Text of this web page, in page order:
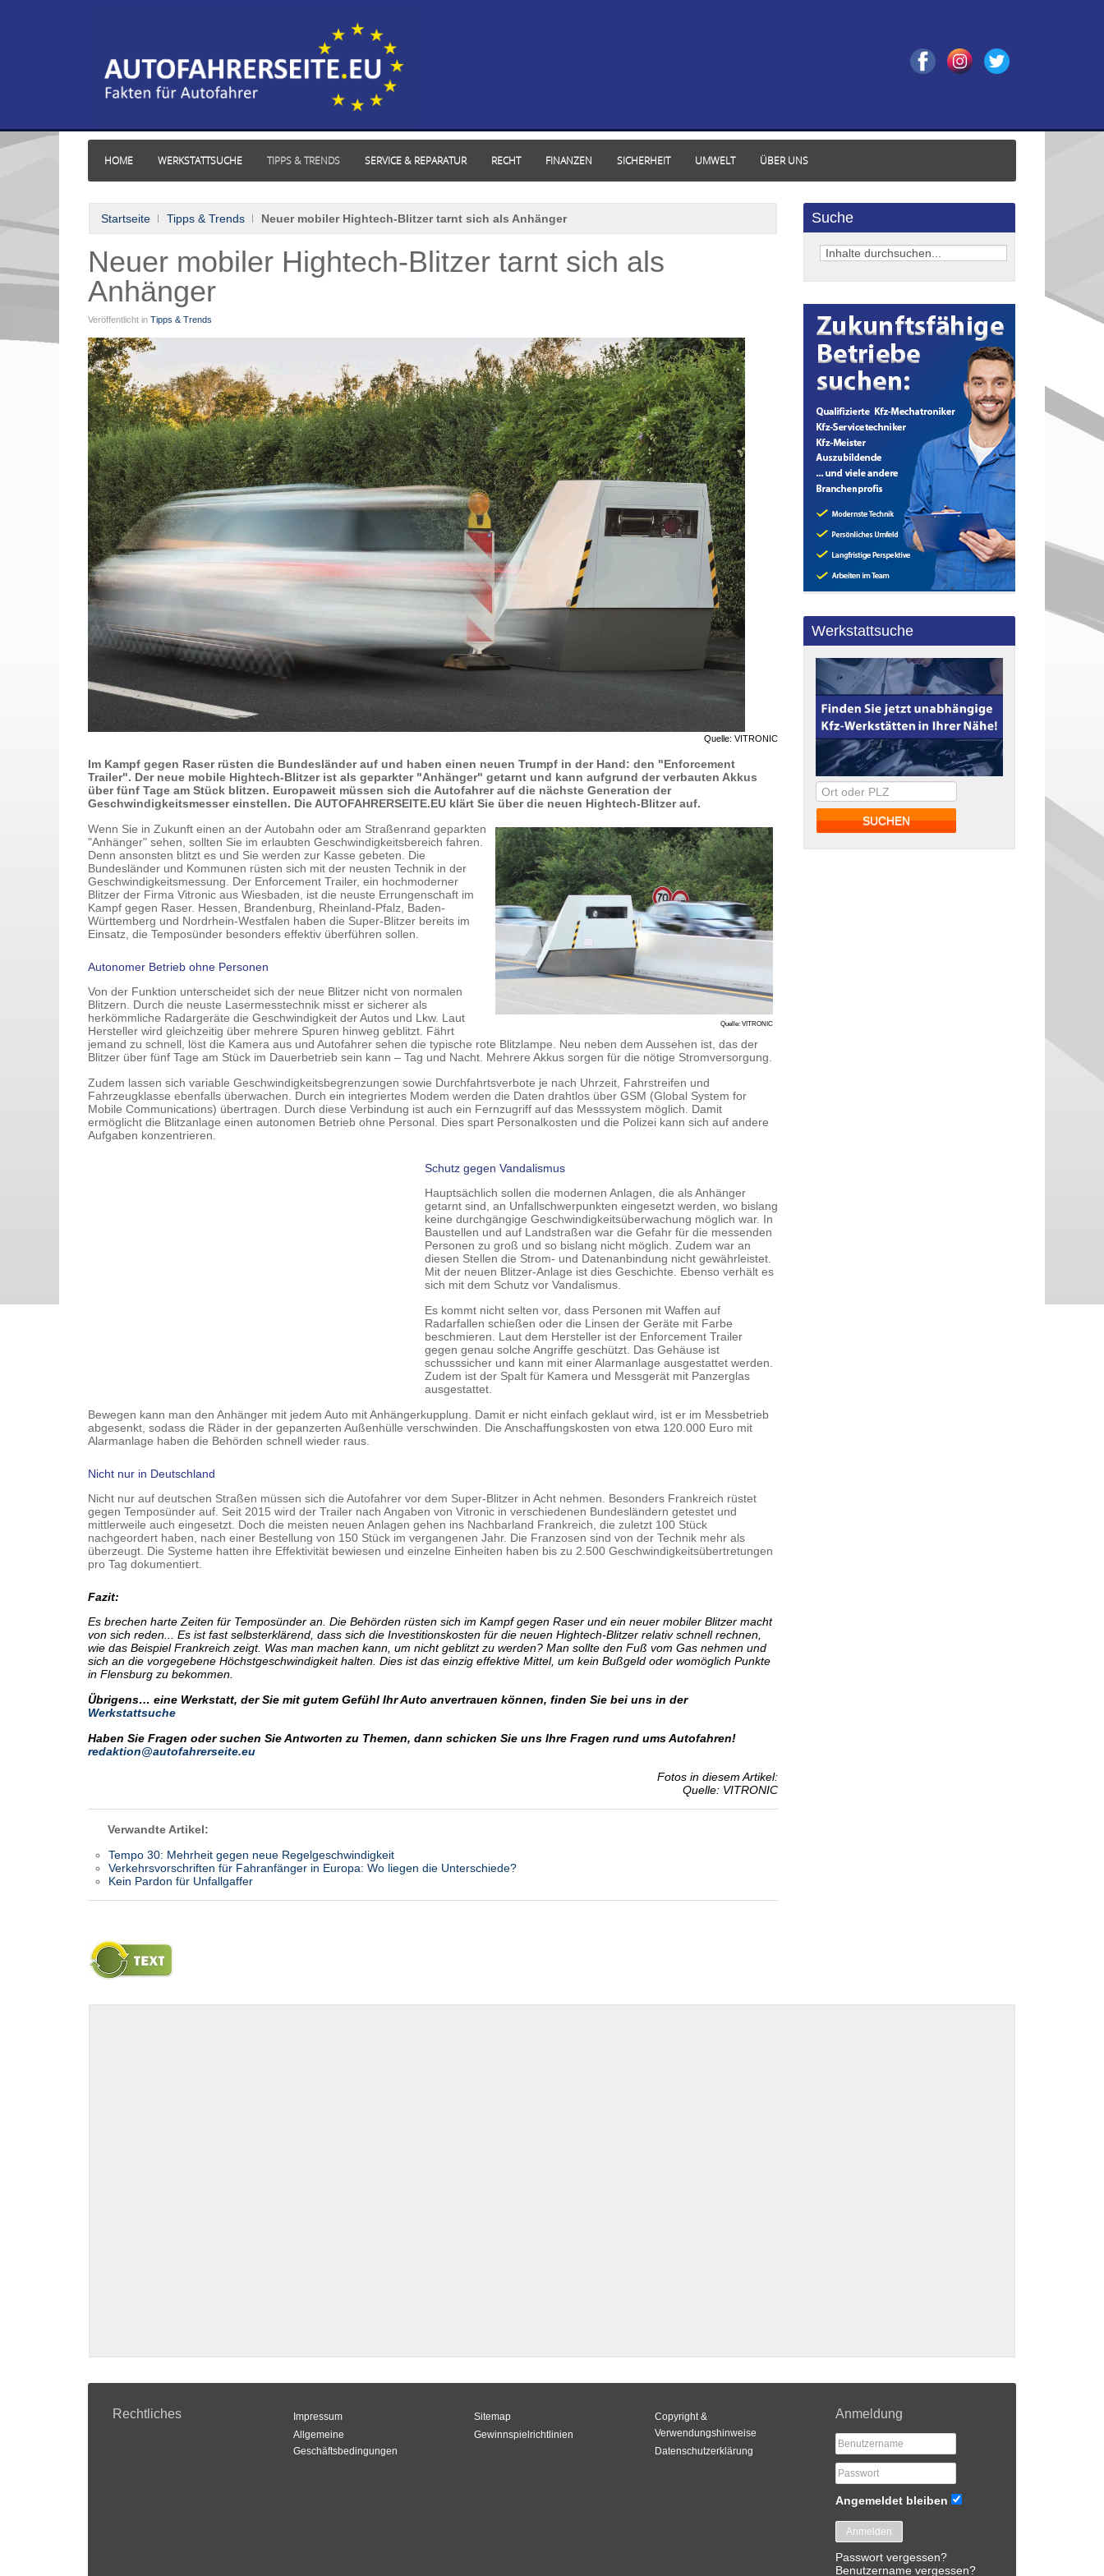
HOME WERKSTATTSUCHE TIPPS & TRENDS SERVICE & REPARATUR RECHT FINANZEN SICHERHEIT UMWELT ÜBER UNS
Startseite Tipps & Trends Neuer mobiler Hightech-Blitzer tarnt sich als Anhänger
Neuer mobiler Hightech-Blitzer tarnt sich als
Anhänger
Veröffentlicht in Tipps & Trends
Quelle: VITRONIC
Im Kampf gegen Raser rüsten die Bundesländer auf und haben einen neuen Trumpf in der Hand: den "Enforcement
Trailer". Der neue mobile Hightech-Blitzer ist als geparkter "Anhänger" getarnt und kann aufgrund der verbauten Akkus
über fünf Tage am Stück blitzen. Europaweit müssen sich die Autofahrer auf die nächste Generation der
Geschwindigkeitsmesser einstellen. Die AUTOFAHRERSEITE.EU klärt Sie über die neuen Hightech-Blitzer auf.
Quelle: VITRONIC
Wenn Sie in Zukunft einen an der Autobahn oder am Straßenrand geparkten
"Anhänger" sehen, sollten Sie im erlaubten Geschwindigkeitsbereich fahren.
Denn ansonsten blitzt es und Sie werden zur Kasse gebeten. Die
Bundesländer und Kommunen rüsten sich mit der neusten Technik in der
Geschwindigkeitsmessung. Der Enforcement Trailer, ein hochmoderner
Blitzer der Firma Vitronic aus Wiesbaden, ist die neuste Errungenschaft im
Kampf gegen Raser. Hessen, Brandenburg, Rheinland-Pfalz, Baden-
Württemberg und Nordrhein-Westfalen haben die Super-Blitzer bereits im
Einsatz, die Temposünder besonders effektiv überführen sollen.
Autonomer Betrieb ohne Personen
Von der Funktion unterscheidet sich der neue Blitzer nicht von normalen
Blitzern. Durch die neuste Lasermesstechnik misst er sicherer als
herkömmliche Radargeräte die Geschwindigkeit der Autos und Lkw. Laut
Hersteller wird gleichzeitig über mehrere Spuren hinweg geblitzt. Fährt
jemand zu schnell, löst die Kamera aus und Autofahrer sehen die typische rote Blitzlampe. Neu neben dem Aussehen ist, das der
Blitzer über fünf Tage am Stück im Dauerbetrieb sein kann – Tag und Nacht. Mehrere Akkus sorgen für die nötige Stromversorgung.
Zudem lassen sich variable Geschwindigkeitsbegrenzungen sowie Durchfahrtsverbote je nach Uhrzeit, Fahrstreifen und
Fahrzeugklasse ebenfalls überwachen. Durch ein integriertes Modem werden die Daten drahtlos über GSM (Global System for
Mobile Communications) übertragen. Durch diese Verbindung ist auch ein Fernzugriff auf das Messsystem möglich. Damit
ermöglicht die Blitzanlage einen autonomen Betrieb ohne Personal. Dies spart Personalkosten und die Polizei kann sich auf andere
Aufgaben konzentrieren.
Schutz gegen Vandalismus
Hauptsächlich sollen die modernen Anlagen, die als Anhänger
getarnt sind, an Unfallschwerpunkten eingesetzt werden, wo bislang
keine durchgängige Geschwindigkeitsüberwachung möglich war. In
Baustellen und auf Landstraßen war die Gefahr für die messenden
Personen zu groß und so bislang nicht möglich. Zudem war an
diesen Stellen die Strom- und Datenanbindung nicht gewährleistet.
Mit der neuen Blitzer-Anlage ist dies Geschichte. Ebenso verhält es
sich mit dem Schutz vor Vandalismus.
Es kommt nicht selten vor, dass Personen mit Waffen auf
Radarfallen schießen oder die Linsen der Geräte mit Farbe
beschmieren. Laut dem Hersteller ist der Enforcement Trailer
gegen genau solche Angriffe geschützt. Das Gehäuse ist
schusssicher und kann mit einer Alarmanlage ausgestattet werden.
Zudem ist der Spalt für Kamera und Messgerät mit Panzerglas
ausgestattet.
Bewegen kann man den Anhänger mit jedem Auto mit Anhängerkupplung. Damit er nicht einfach geklaut wird, ist er im Messbetrieb
abgesenkt, sodass die Räder in der gepanzerten Außenhülle verschwinden. Die Anschaffungskosten von etwa 120.000 Euro mit
Alarmanlage haben die Behörden schnell wieder raus.
Nicht nur in Deutschland
Nicht nur auf deutschen Straßen müssen sich die Autofahrer vor dem Super-Blitzer in Acht nehmen. Besonders Frankreich rüstet
gegen Temposünder auf. Seit 2015 wird der Trailer nach Angaben von Vitronic in verschiedenen Bundesländern getestet und
mittlerweile auch eingesetzt. Doch die meisten neuen Anlagen gehen ins Nachbarland Frankreich, die zuletzt 100 Stück
nachgeordert haben, nach einer Bestellung von 150 Stück im vergangenen Jahr. Die Franzosen sind von der Technik mehr als
überzeugt. Die Systeme hatten ihre Effektivität bewiesen und einzelne Einheiten haben bis zu 2.500 Geschwindigkeitsübertretungen
pro Tag dokumentiert.
Fazit:
Es brechen harte Zeiten für Temposünder an. Die Behörden rüsten sich im Kampf gegen Raser und ein neuer mobiler Blitzer macht
von sich reden... Es ist fast selbsterklärend, dass sich die Investitionskosten für die neuen Hightech-Blitzer relativ schnell rechnen,
wie das Beispiel Frankreich zeigt. Was man machen kann, um nicht geblitzt zu werden? Man sollte den Fuß vom Gas nehmen und
sich an die vorgegebene Höchstgeschwindigkeit halten. Dies ist das einzig effektive Mittel, um kein Bußgeld oder womöglich Punkte
in Flensburg zu bekommen.
Übrigens… eine Werkstatt, der Sie mit gutem Gefühl Ihr Auto anvertrauen können, finden Sie bei uns in der
Werkstattsuche
Haben Sie Fragen oder suchen Sie Antworten zu Themen, dann schicken Sie uns Ihre Fragen rund ums Autofahren!
redaktion@autofahrerseite.eu
Fotos in diesem Artikel:
Quelle: VITRONIC
Verwandte Artikel:
Tempo 30: Mehrheit gegen neue Regelgeschwindigkeit
Verkehrsvorschriften für Fahranfänger in Europa: Wo liegen die Unterschiede?
Kein Pardon für Unfallgaffer
Suche
Werkstattsuche
Rechtliches
Impressum
Allgemeine
Geschäftsbedingungen
Sitemap
Gewinnspielrichtlinien
Copyright &
Verwendungshinweise
Datenschutzerklärung
Anmeldung
Angemeldet bleiben
Anmelden
Passwort vergessen?
Benutzername vergessen?